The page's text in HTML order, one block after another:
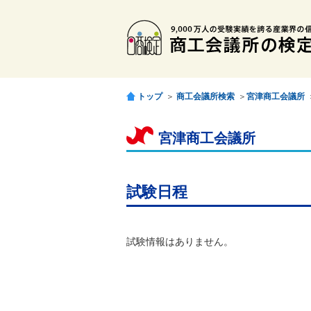
トップ ＞ 商工会議所検索 ＞ 宮津商工会議所
宮津商工会議所
試験日程
試験情報はありません。